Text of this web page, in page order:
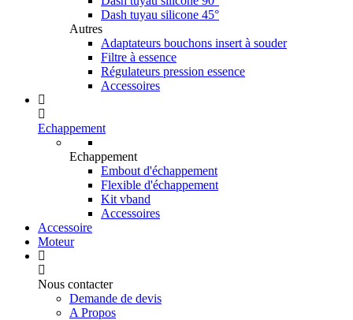
Dash tuyau silicone 45°
Autres
Adaptateurs bouchons insert à souder
Filtre à essence
Régulateurs pression essence
Accessoires
Echappement
Echappement
Embout d'échappement
Flexible d'échappement
Kit vband
Accessoires
Accessoire
Moteur
Nous contacter
Demande de devis
A Propos